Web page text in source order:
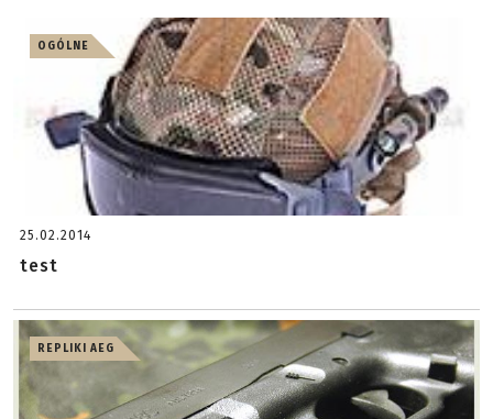
OGÓLNE
25.02.2014
test
REPLIKI AEG